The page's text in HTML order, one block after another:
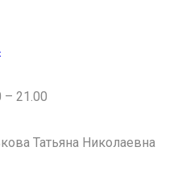
– 21.00
Татьяна Николаевна